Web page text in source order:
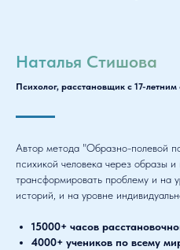
Наталья Стишова
Психолог, расстановщик с 17-летним
Автор метода "Образно-полевой
психикой человека через образы и
трансформировать проблему и на
историй, и на уровне
15000+ часов
4000+ учеников по всему